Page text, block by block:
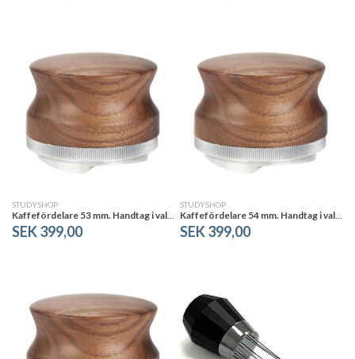
STUDYSHOP
Kaffefördelare 53 mm. Handtag i valnöt. Justerbar höjd.
SEK 399,00
STUDYSHOP
Kaffefördelare 54 mm. Handtag i valnöt. Justerbar höjd.
SEK 399,00